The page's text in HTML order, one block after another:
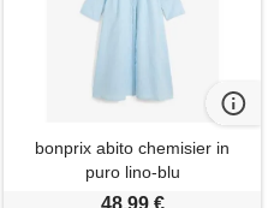
bonprix abito chemisier in
puro lino-blu
48,99 €